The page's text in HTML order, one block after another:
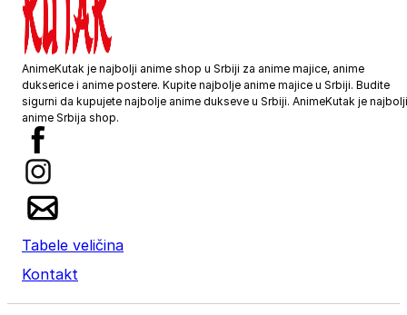
AnimeKutak je najbolji anime shop u Srbiji za anime majice, anime
dukserice i anime postere. Kupite najbolje anime majice u Srbiji. Budite
sigurni da kupujete najbolje anime dukseve u Srbiji. AnimeKutak je najbolji
anime Srbija shop.
Tabele veličina
Kontakt